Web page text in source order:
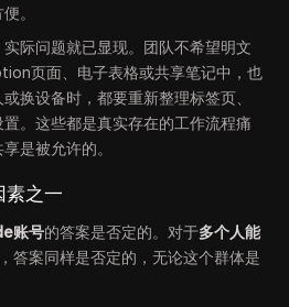
。
际问题就已显现。团队不希望明文
页面、电子表格或共享笔记中，也
换设备时，都要重新整理标签页、
。这些都是真实存在的工作流程痛
是被允许的。
素之一
账号的答案是否定的。对于多个人能
，答案同样是否定的，无论这个群体是